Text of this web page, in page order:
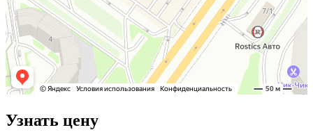
Узнать цену